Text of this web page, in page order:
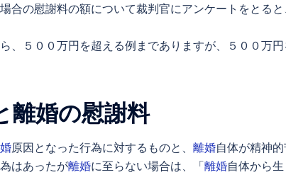
合の慰謝料の額について裁判官にアンケートをとる
、５００万円を超える例までありますが、５００万
離婚の慰謝料
原因となった行為に対するものと、 離婚自体が精神
はあったが離婚に至らない場合は、「離婚自体から